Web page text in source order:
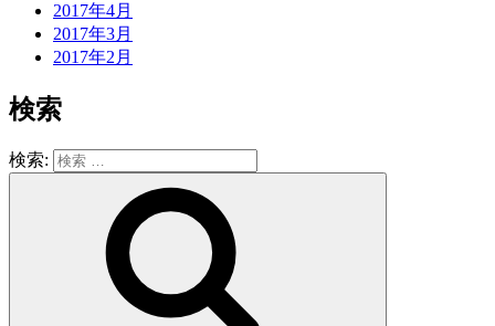
2017年4月
2017年3月
2017年2月
検索
検索: